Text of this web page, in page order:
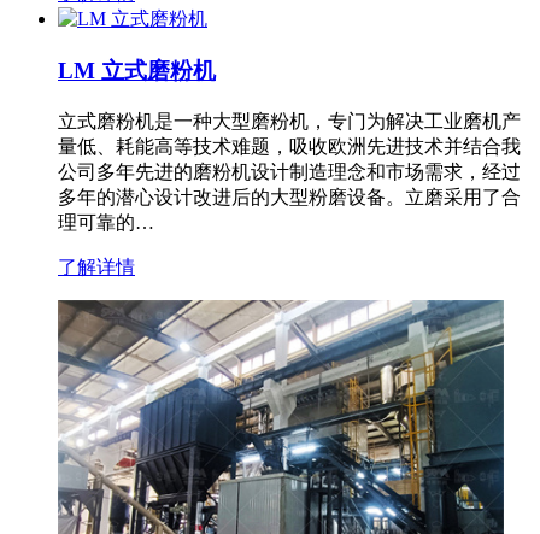
LM 立式磨粉机
立式磨粉机是一种大型磨粉机，专门为解决工业磨机产
量低、耗能高等技术难题，吸收欧洲先进技术并结合我
公司多年先进的磨粉机设计制造理念和市场需求，经过
多年的潜心设计改进后的大型粉磨设备。立磨采用了合
理可靠的…
了解详情